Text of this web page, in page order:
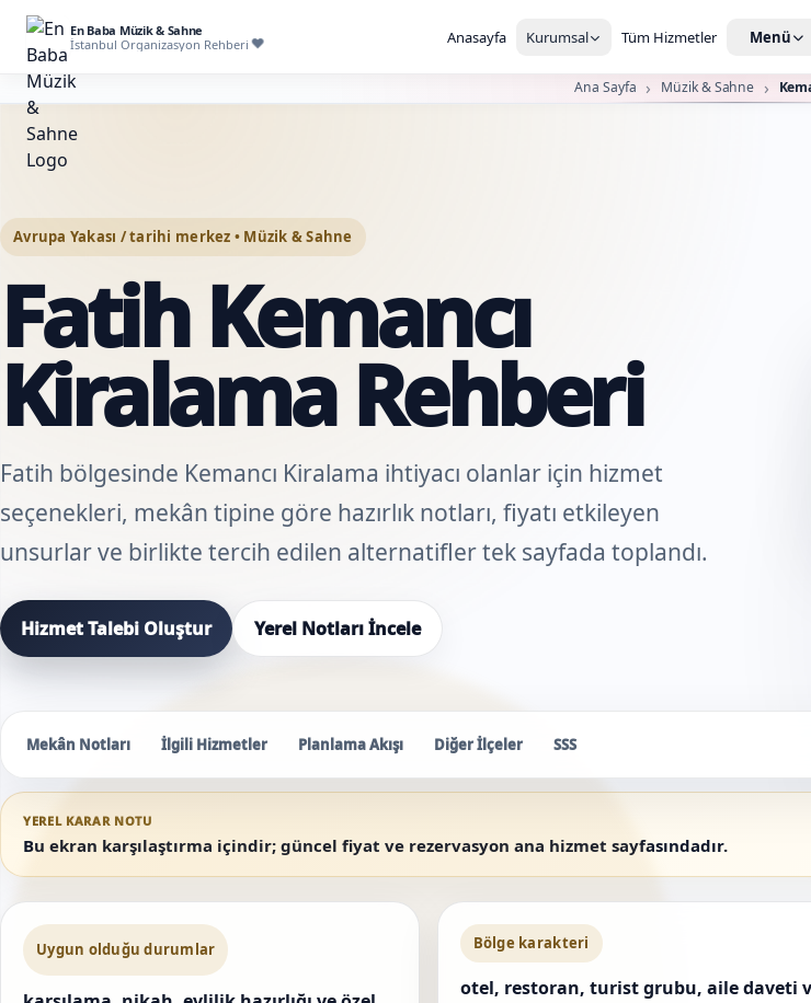
En Baba Müzik & Sahne
İstanbul Organizasyon Rehberi
Anasayfa Kurumsal Tüm Hizmetler Menü
Ana Sayfa Müzik & Sahne
Avrupa Yakası / tarihi merkez • Müzik & Sahne
Fatih Kemancı
Kiralama Rehberi
Fatih bölgesinde Kemancı Kiralama ihtiyacı olanlar için hizmet
seçenekleri, mekân tipine göre hazırlık notları, fiyatı etkileyen
unsurlar ve birlikte tercih edilen alternatifler tek sayfada toplandı.
Hizmet Talebi Oluştur Yerel Notları İncele
Mekân Notları İlgili Hizmetler Planlama Akışı Diğer İlçeler SSS
YEREL KARAR NOTU
Bu ekran karşılaştırma içindir; güncel fiyat ve rezervasyon ana hizmet sayfasındadır.
Uygun olduğu durumlar Bölge karakteri
otel, restoran, turist grubu, aile daveti